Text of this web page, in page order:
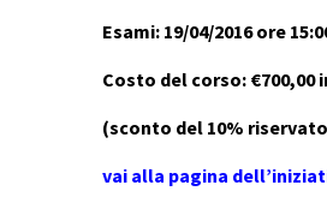
Esami: 19/04/2016 ore
Costo del corso: €700,00
(sconto del 10%
vai alla pagina